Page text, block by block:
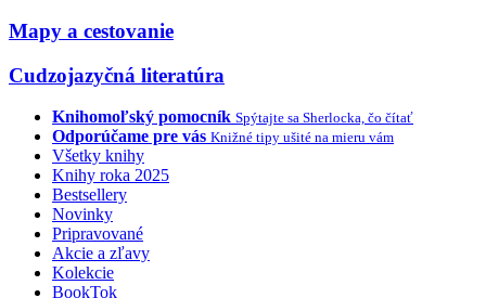
Mapy a cestovanie
Cudzojazyčná literatúra
Knihomoľský pomocník Spýtajte sa Sherlocka, čo čítať
Odporúčame pre vás Knižné tipy ušité na mieru vám
Všetky knihy
Knihy roka 2025
Bestsellery
Novinky
Pripravované
Akcie a zľavy
Kolekcie
BookTok